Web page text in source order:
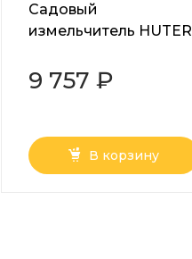
Садовый
измельчитель HUTER
9 757 ₽
В корзину